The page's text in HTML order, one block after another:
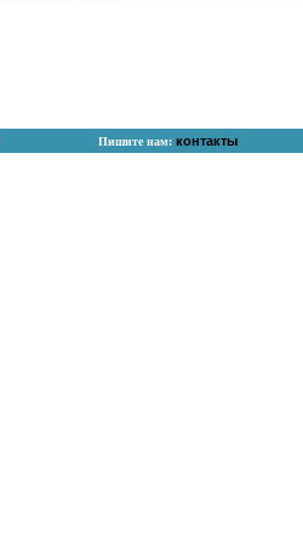
Пишите нам: контакты